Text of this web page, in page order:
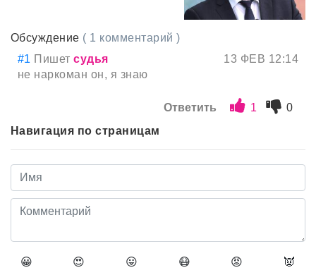
Обсуждение ( 1 комментарий )
#1 Пишетсудья
13 ФЕВ 12:14
не наркоман он, я знаю
Ответить 1
0
Навигация по страницам
😀 😍 😛 😷 😡 👿